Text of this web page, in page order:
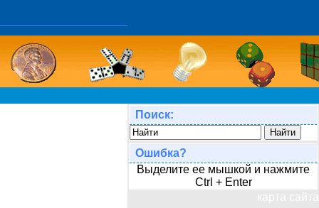
Поиск:
Ошибка?
Выделите ее мышкой и нажмите
Ctrl + Enter